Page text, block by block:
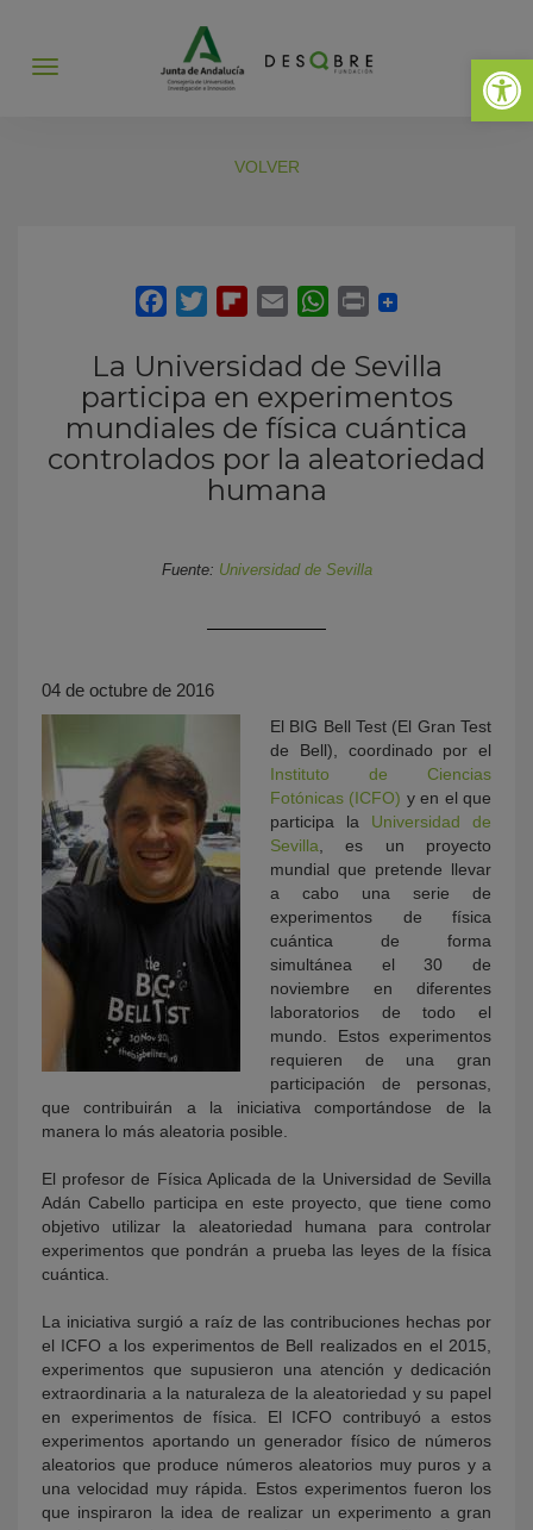
Abrir
Abrir
VOLVER
La Universidad de Sevilla
participa en experimentos
mundiales de física cuántica
controlados por la aleatoriedad
humana
Fuente: Universidad de Sevilla
04 de octubre de 2016
El BIG Bell Test (El Gran Test
de Bell), coordinado por el
Instituto de Ciencias
Fotónicas (ICFO) y en el que
participa la Universidad de
Sevilla , es un proyecto
mundial que pretende llevar
a cabo una serie de
experimentos de física
cuántica de forma
simultánea el 30 de
noviembre en diferentes
laboratorios de todo el
mundo. Estos experimentos
requieren de una gran
participación de personas,
que contribuirán a la iniciativa comportándose de la
manera lo más aleatoria posible.
El profesor de Física Aplicada de la Universidad de Sevilla
Adán Cabello participa en este proyecto, que tiene como
objetivo utilizar la aleatoriedad humana para controlar
experimentos que pondrán a prueba las leyes de la física
cuántica.
La iniciativa surgió a raíz de las contribuciones hechas por
el ICFO a los experimentos de Bell realizados en el 2015,
experimentos que supusieron una atención y dedicación
extraordinaria a la naturaleza de la aleatoriedad y su papel
en experimentos de física. El ICFO contribuyó a estos
experimentos aportando un generador físico de números
aleatorios que produce números aleatorios muy puros y a
una velocidad muy rápida. Estos experimentos fueron los
que inspiraron la idea de realizar un experimento a gran